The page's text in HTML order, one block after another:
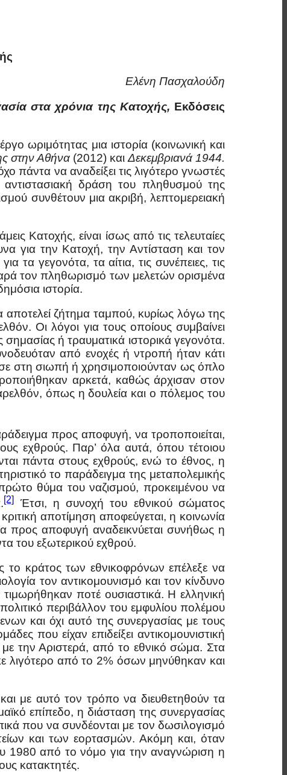
Ελένη Πασχαλούδη
στα χρόνια της Κατοχής, Εκδόσεις
ωριμότητας μια ιστορία (κοινωνική και
στην Αθήνα (2012) και Δεκεμβριανά 1944.
πάντα να αναδείξει τις λιγότερο γνωστές
δράση του πληθυσμού της
συνθέτουν μια ακριβή, λεπτομερειακή
Κατοχής, είναι ίσως από τις τελευταίες
για την Κατοχή, την Αντίσταση και τον
γεγονότα, τα αίτια, τις συνέπειες, τις
τον πληθωρισμό των μελετών ορισμένα
ιστορία.
αποτελεί ζήτημα ταμπού, κυρίως λόγω της
Οι λόγοι για τους οποίους συμβαίνει
ή τραυματικά ιστορικά γεγονότα.
από ενοχές ή ντροπή ήταν κάτι
στη σιωπή ή χρησιμοποιούνταν ως όπλο
αρκετά, καθώς άρχισαν στον
όπως η δουλεία και ο πόλεμος του
προς αποφυγή, να τροποποιείται,
εχθρούς. Παρ’ όλα αυτά, όπου τέτοιου
πάντα στους εχθρούς, ενώ το έθνος, η
το παράδειγμα της μεταπολεμικής
θύμα του ναζισμού, προκειμένου να
[2]
Έτσι, η συνοχή του εθνικού σώματος
αποτίμηση αποφεύγεται, η κοινωνία
προς αποφυγή αναδεικνύεται συνήθως η
του εξωτερικού εχθρού.
κράτος των εθνικοφρόνων επέλεξε να
τον αντικομουνισμό και τον κίνδυνο
ποτέ ουσιαστικά. Η ελληνική
περιβάλλον του εμφυλίου πολέμου
και όχι αυτό της συνεργασίας με τους
που είχαν επιδείξει αντικομουνιστική
την Αριστερά, από το εθνικό σώμα. Στα
λιγότερο από το 2% όσων μηνύθηκαν και
με αυτό τον τρόπο να διευθετηθούν τα
επίπεδο, η διάσταση της συνεργασίας
που να συνδέονται με τον δωσιλογισμό
και των εορτασμών. Ακόμη και, όταν
1980 από το νόμο για την αναγνώριση η
κατακτητές.